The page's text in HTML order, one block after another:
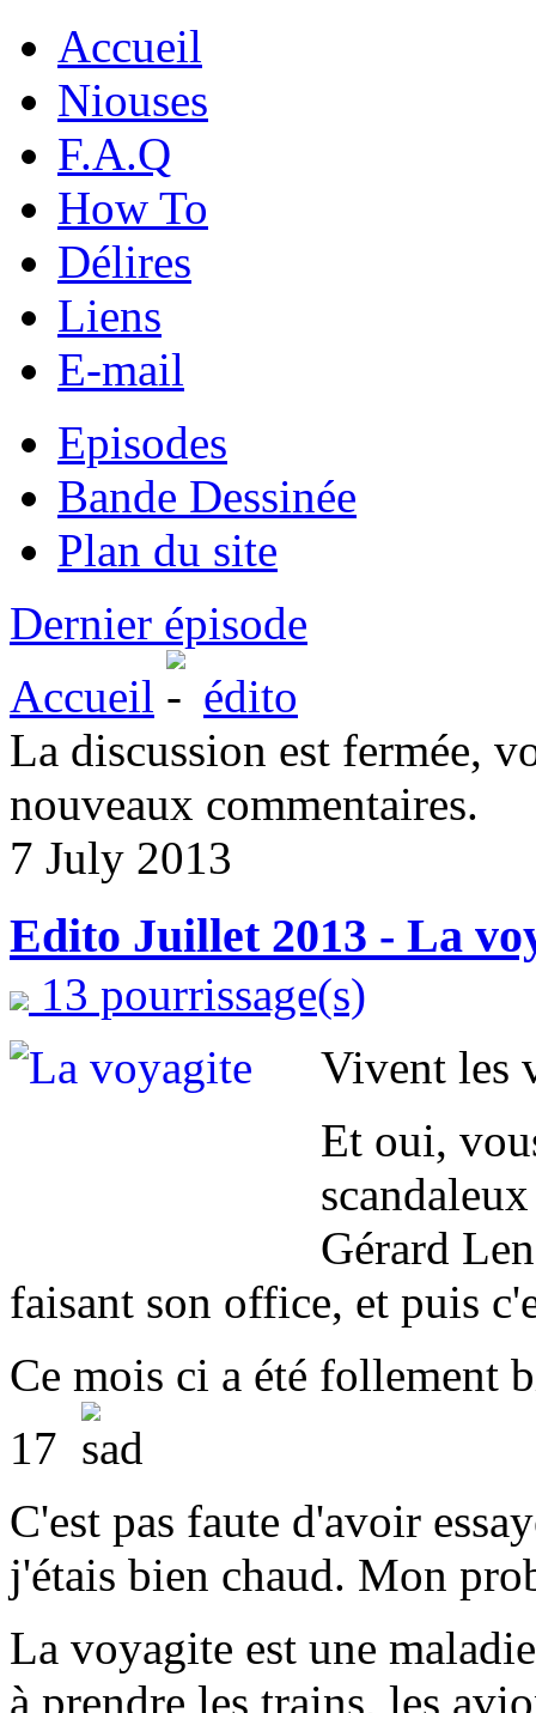
Accueil
Niouses
F.A.Q
How To
Délires
Liens
E-mail
Episodes
Bande Dessinée
Plan du site
Dernier épisode
Accueil
édito
La discussion est fermée,
nouveaux commentaires.
7 July 2013
Edito Juillet 2013 - La
13 pourrissage(s)
Vivent les
Et oui,
Gérard
faisant son office, et puis
Ce mois ci a été follement
17
C'est pas faute d'avoir
j'étais bien chaud. Mon
La voyagite est une
à prendre les trains, les